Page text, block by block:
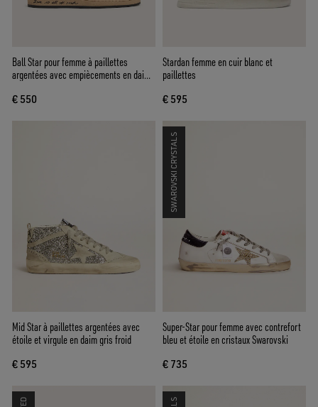
Ball Star pour femme à paillettes
argentées avec empiècements en daim
€ 550
Stardan femme en cuir blanc et
paillettes
€ 595
Mid Star à paillettes argentées avec
étoile et virgule en daim gris froid
€ 595
SWAROVSKI CRYSTALS
Super-Star pour femme avec contrefort
bleu et étoile en cristaux Swarovski
€ 735